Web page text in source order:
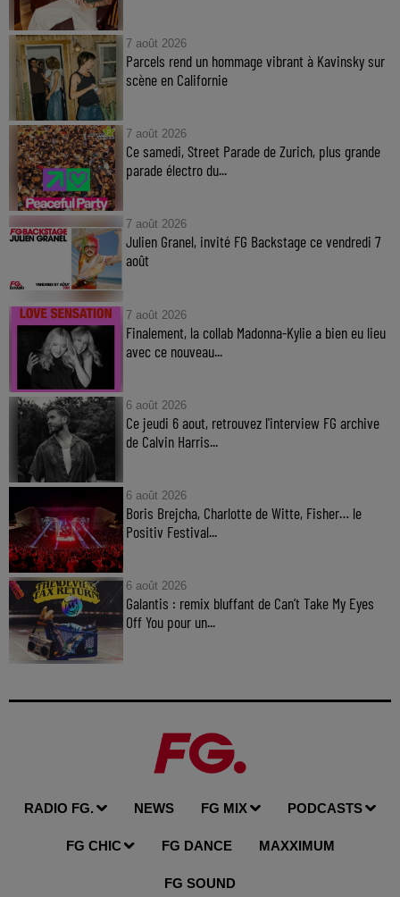
7 août 2026
Parcels rend un hommage vibrant à Kavinsky sur
scène en Californie
7 août 2026
Ce samedi, Street Parade de Zurich, plus grande
parade électro du...
7 août 2026
Julien Granel, invité FG Backstage ce vendredi 7
août
7 août 2026
Finalement, la collab Madonna-Kylie a bien eu lieu
avec ce nouveau...
6 août 2026
Ce jeudi 6 aout, retrouvez l'interview FG archive
de Calvin Harris...
6 août 2026
Boris Brejcha, Charlotte de Witte, Fisher… le
Positiv Festival...
6 août 2026
Galantis : remix bluffant de Can’t Take My Eyes
Off You pour un...
RADIO FG. NEWS FG MIX PODCASTS
FG CHIC FG DANCE MAXXIMUM
FG SOUND